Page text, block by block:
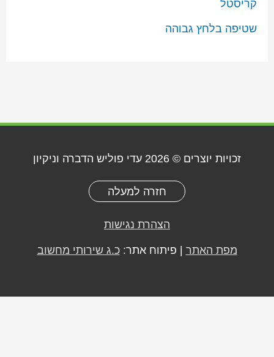
קריסטל
שטיפה בלחץ גבוהה
זכויות יוצרים © 2026 עדי פוליש הדברה וניקיון
חזרה למעלה
הצהרת נגישות
מפת האתר | פיתוח אתר:כ.ג שירותי מחשוב